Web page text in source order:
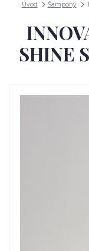
Úvod Šampony
SHINE